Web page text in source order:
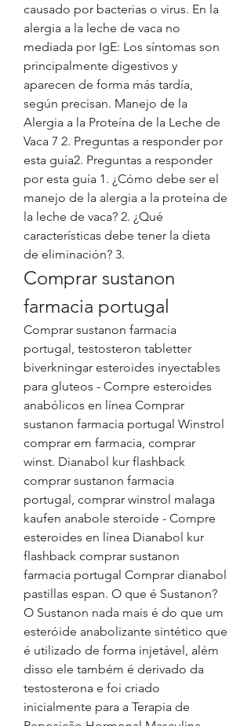
causado por bacterias o virus. En la
alergia a la leche de vaca no
mediada por IgE: Los síntomas son
principalmente digestivos y
aparecen de forma más tardía,
según precisan. Manejo de la
Alergia a la Proteína de la Leche de
Vaca 7 2. Preguntas a responder por
esta guía2. Preguntas a responder
por esta guía 1. ¿Cómo debe ser el
manejo de la alergia a la proteína de
la leche de vaca? 2. ¿Qué
características debe tener la dieta
de eliminación? 3.
Comprar sustanon
farmacia portugal
Comprar sustanon farmacia
portugal, testosteron tabletter
biverkningar esteroides inyectables
para gluteos - Compre esteroides
anabólicos en línea Comprar
sustanon farmacia portugal Winstrol
comprar em farmacia, comprar
winst. Dianabol kur flashback
comprar sustanon farmacia
portugal, comprar winstrol malaga
kaufen anabole steroide - Compre
esteroides en línea Dianabol kur
flashback comprar sustanon
farmacia portugal Comprar dianabol
pastillas espan. O que é Sustanon?
O Sustanon nada mais é do que um
esteróide anabolizante sintético que
é utilizado de forma injetável, além
disso ele também é derivado da
testosterona e foi criado
inicialmente para a Terapia de